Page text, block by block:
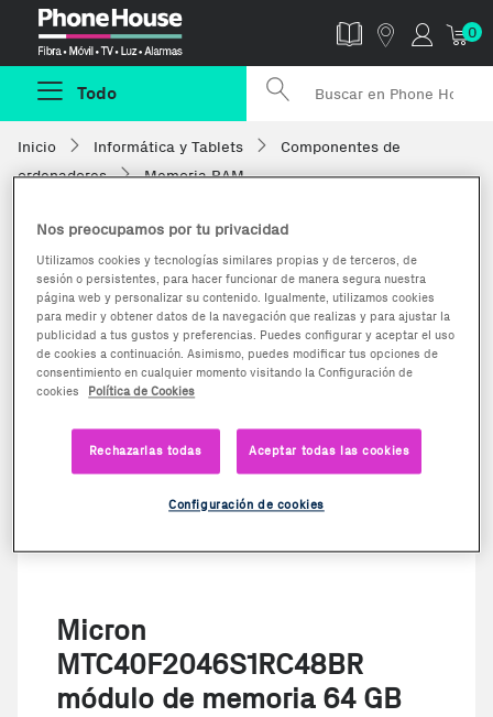
0
Todo
Inicio Informática y Tablets
Componentes de
ordenadores
Memoria RAM
Micron
MTC40F2046S1RC48BR
módulo de memoria 64 GB
Nos preocupamos por tu privacidad
Utilizamos cookies y tecnologías similares propias y de terceros, de
sesión o persistentes, para hacer funcionar de manera segura nuestra
página web y personalizar su contenido. Igualmente, utilizamos cookies
para medir y obtener datos de la navegación que realizas y para ajustar la
publicidad a tus gustos y preferencias. Puedes configurar y aceptar el uso
de cookies a continuación. Asimismo, puedes modificar tus opciones de
consentimiento en cualquier momento visitando la Configuración de
cookies
Política de Cookies
Rechazarlas todas Aceptar todas las cookies
Configuración de cookies